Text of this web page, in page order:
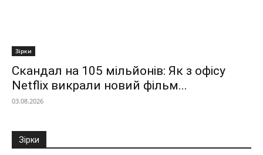
Зірки
Скандал на 105 мільйонів: Як з офісу
Netflix викрали новий фільм...
03.08.2026
Зірки